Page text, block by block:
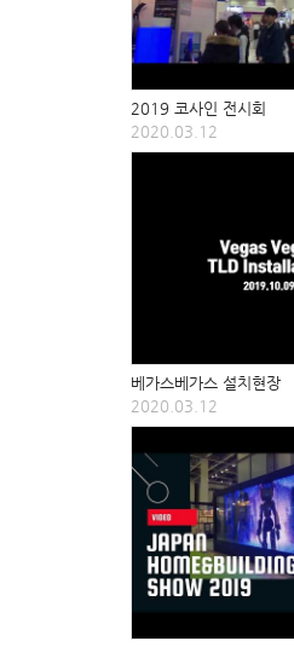
2019 코사인 전시회
2020.03.12
베가스베가스 설치현장
2020.03.12